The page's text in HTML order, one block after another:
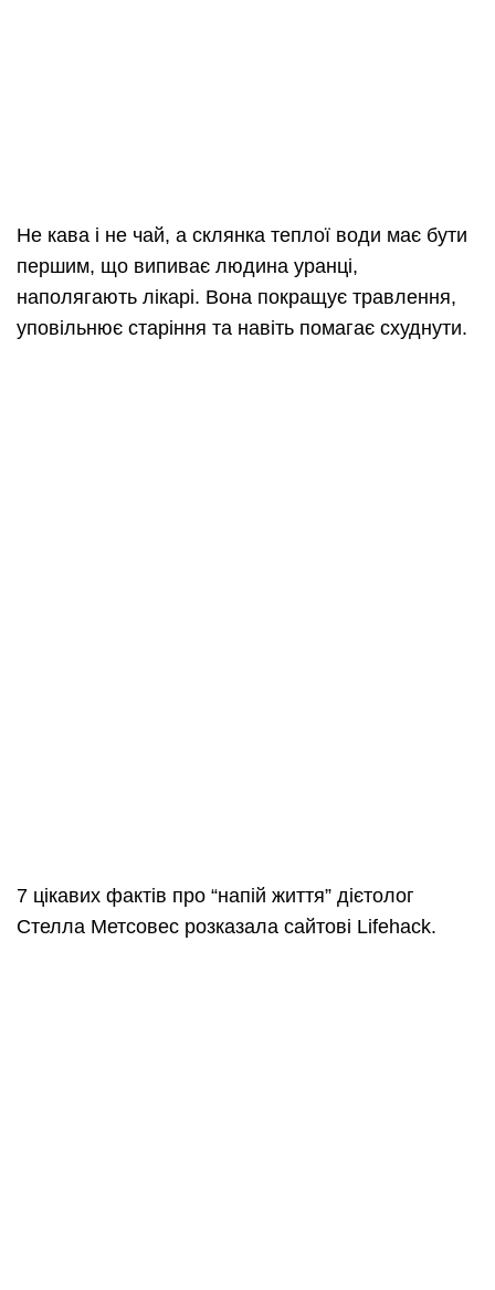
Не кава і не чай, а склянка теплої води має бути
першим, що випиває людина уранці,
наполягають лікарі. Вона покращує травлення,
уповільнює старіння та навіть помагає схуднути.
7 цікавих фактів про “напій життя” дієтолог
Стелла Метсовес розказала сайтові Lifehack.